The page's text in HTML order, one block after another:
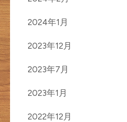
2024年1月
2023年12月
2023年7月
2023年1月
2022年12月